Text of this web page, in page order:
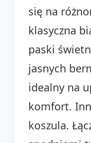
się na
klasyczna
paski
jasnych
idealny na
komfort.
koszula.